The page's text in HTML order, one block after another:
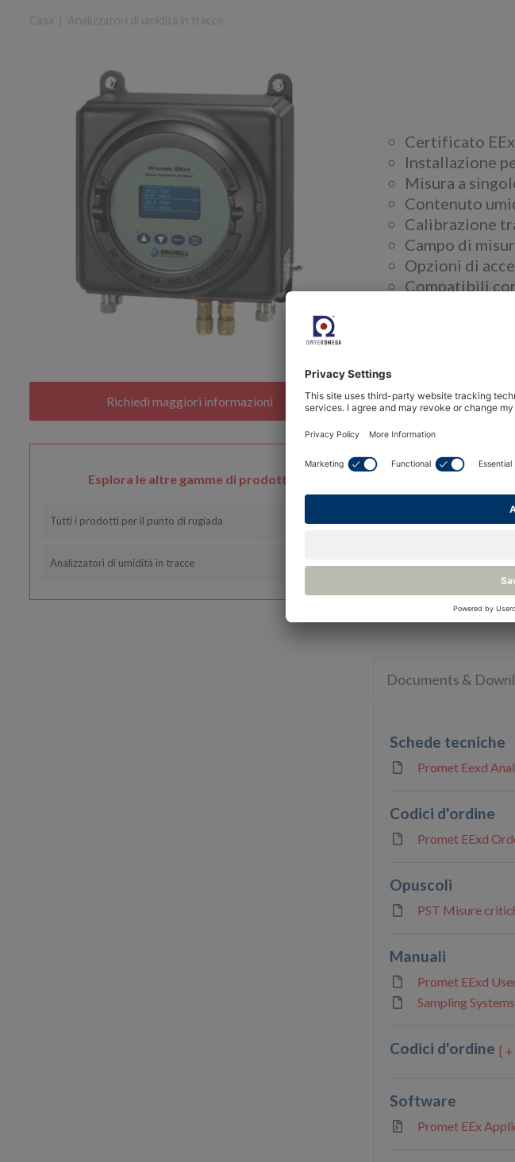
Esplora le altre gamme di prodotti
Tutti i prodotti per il punto di rugiada
Analizzatori di umidità in tracce
Certificato
Installazione
Misura a
Contenuto
Calibrazione
Campo di
Opzioni di
Compatibili
Promet EExd è
contenuto di
Promet EExd é
retrofit. Promet
con sistemi di
Adatto
ulteriori
Documents &
Schede tecniche
Promet Eexd
Codici d'ordine
Promet EExd
Opuscoli
PST Misure
Manuali
Promet EExd
Sampling
Codici d'ordine
Software
Promet EEx